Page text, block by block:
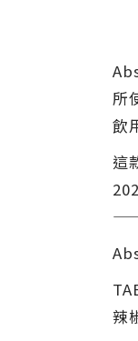
所
飲
這
——
辣